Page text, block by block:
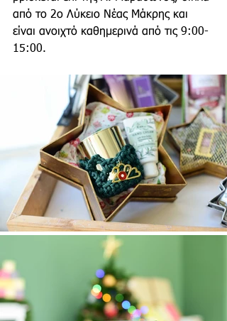
από το 2ο Λύκειο Νέας Μάκρης και
είναι ανοιχτό καθημερινά από τις 9:00-
15:00.